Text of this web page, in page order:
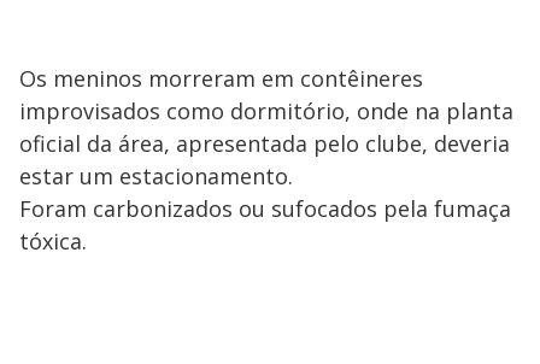
Os meninos morreram em contêineres
improvisados como dormitório, onde na planta
oficial da área, apresentada pelo clube, deveria
estar um estacionamento.
Foram carbonizados ou sufocados pela fumaça
tóxica.